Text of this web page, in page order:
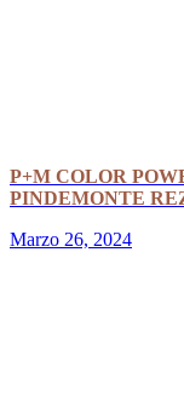
P+M COLOR
PINDEMONTE
Marzo 26, 2024